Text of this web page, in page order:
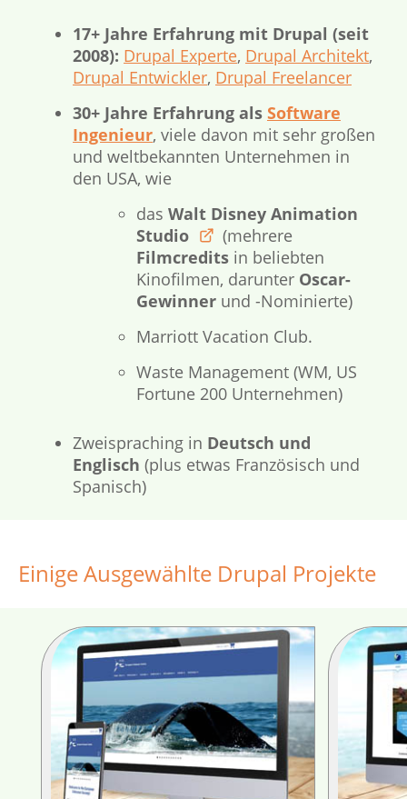
17+ Jahre Erfahrung mit Drupal (seit
2008): Drupal Experte, Drupal Architekt,
Drupal Entwickler, Drupal Freelancer
30+ Jahre Erfahrung als Software
Ingenieur, viele davon mit sehr großen
und weltbekannten Unternehmen in
den USA, wie
das Walt Disney Animation
Studio disneyanimation.com
(mehrere
Filmcredits in beliebten
Kinofilmen, darunter Oscar-
Gewinner und -Nominierte)
Marriott Vacation Club.
Waste Management (WM, US
Fortune 200 Unternehmen)
Zweispraching in Deutsch und
Englisch (plus etwas Französisch und
Spanisch)
Einige Ausgewählte Drupal Projekte